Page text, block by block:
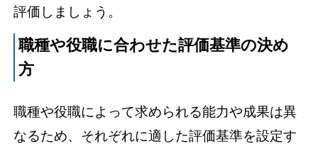
評価しましょう。
職種や役職に合わせた評価基準の決め
方
職種や役職によって求められる能力や成果は異
なるため、それぞれに適した評価基準を設定す